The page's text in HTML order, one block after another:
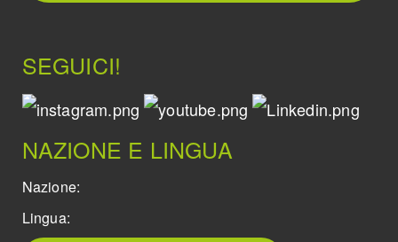
SEGUICI!
NAZIONE E LINGUA
Nazione:
Lingua: